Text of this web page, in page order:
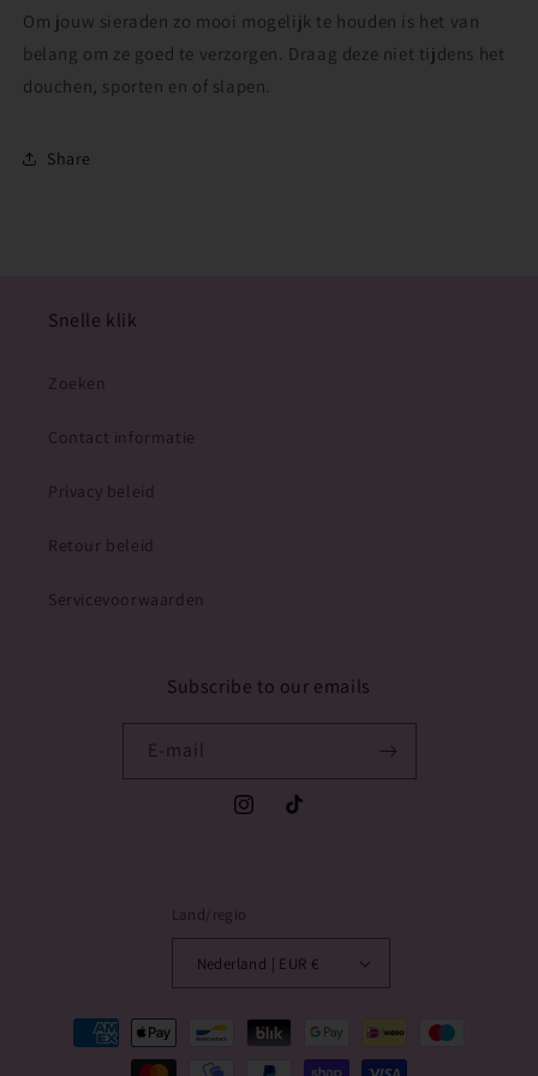
Om jouw sieraden zo mooi mogelijk te houden is het van
belang om ze goed te verzorgen. Draag deze niet tijdens het
douchen, sporten en of slapen.
Share
Snelle klik
Zoeken
Contact informatie
Privacy beleid
Retour beleid
Servicevoorwaarden
Subscribe to our emails
E‑mail
InstagramTikTok
Land/regio
Nederland | EUR €
Betaalmethoden